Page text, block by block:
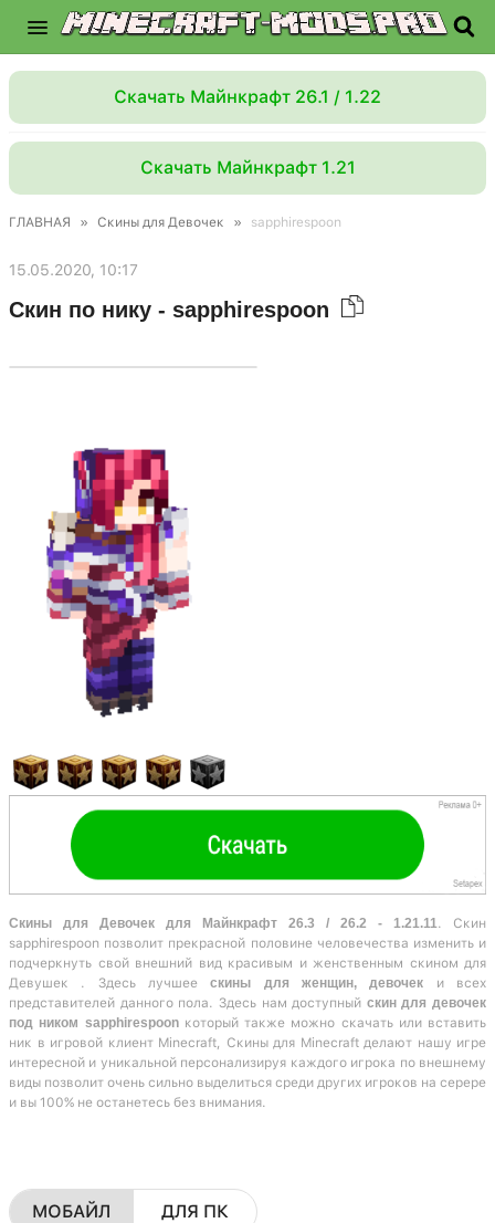
Скачать Майнкрафт 26.1 / 1.22
Скачать Майнкрафт 1.21
ГЛАВНАЯ » Скины для Девочек » sapphirespoon
15.05.2020, 10:17
Скин по нику - sapphirespoon
Скины для Девочек для Майнкрафт 26.3 / 26.2 - 1.21.11 . Скин
sapphirespoon позволит прекрасной половине человечества изменить и
подчеркнуть свой внешний вид красивым и женственным скином для
Девушек . Здесь лучшеескины для женщин, девочек и всех
представителей данного пола. Здесь нам доступный скин для девочек
под ником sapphirespoon который также можно скачать или вставить
ник в игровой клиент Minecraft, Скины для Minecraft делают нашу игре
интересной и уникальной персонализируя каждого игрока по внешнему
виды позволит очень сильно выделиться среди других игроков на серере
и вы 100% не останетесь без внимания.
МОБАЙЛ ДЛЯ ПК